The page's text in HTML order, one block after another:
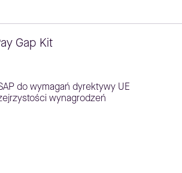
Gap Kit
do wymagań dyrektywy UE
wynagrodzeń